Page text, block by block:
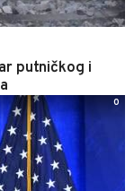
putničkog i
0